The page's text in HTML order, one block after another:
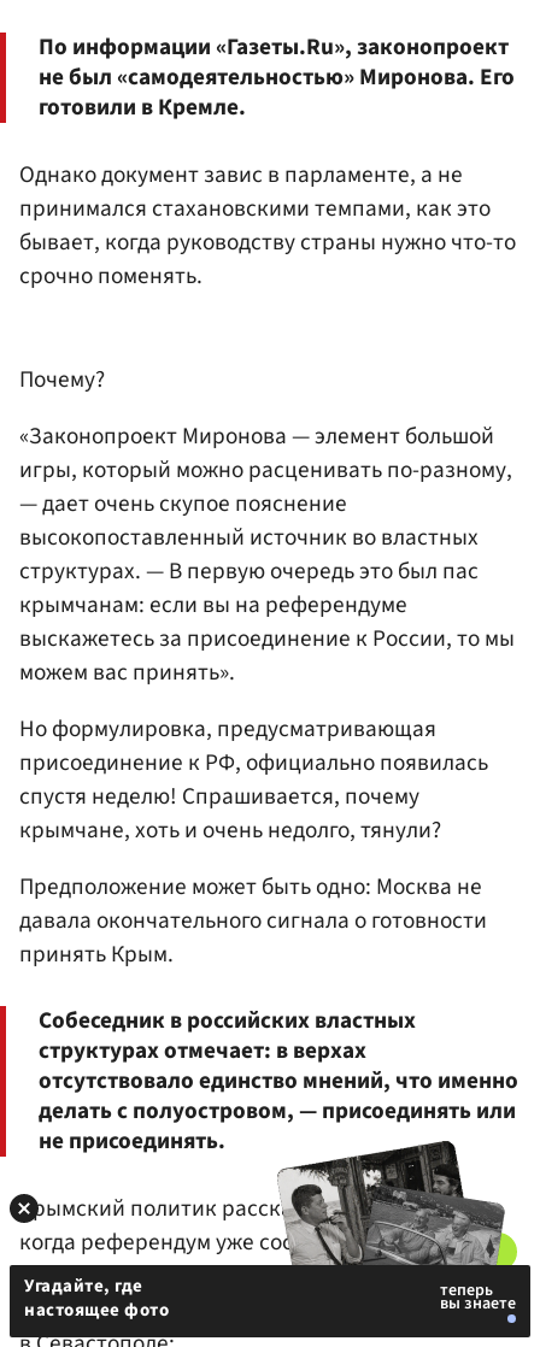
По информации «Газеты.Ru», законопроект
не был «самодеятельностью» Миронова. Его
готовили в Кремле.
Однако документ завис в парламенте, а не
принимался стахановскими темпами, как это
бывает, когда руководству страны нужно что-то
срочно поменять.
Почему?
«Законопроект Миронова — элемент большой
игры, который можно расценивать по-разному,
— дает очень скупое пояснение
высокопоставленный источник во властных
структурах. — В первую очередь это был пас
крымчанам: если вы на референдуме
выскажетесь за присоединение к России, то мы
можем вас принять».
Но формулировка, предусматривающая
присоединение к РФ, официально появилась
спустя неделю! Спрашивается, почему
крымчане, хоть и очень недолго, тянули?
Предположение может быть одно: Москва не
давала окончательного сигнала о готовности
принять Крым.
Собеседник в российских властных
структурах отмечает: в верхах
отсутствовало единство мнений, что именно
делать с полуостровом, — присоединять или
не присоединять.
Крымский политик рассказывает, что в мае,
когда референдум уже состоялся, ему довелось
присутствовать на одной из закрытых встреч
вице-премьера Дмитрия Рогозина
Угадайте, где
настоящее фото